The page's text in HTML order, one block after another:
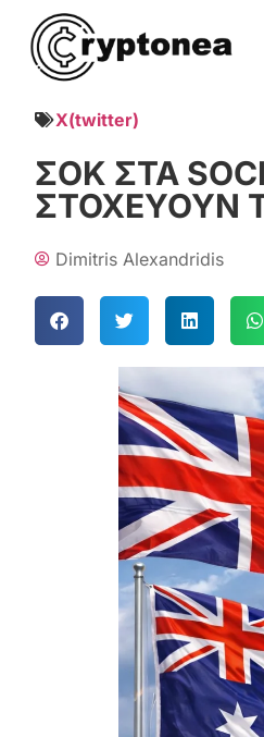
X(twitter)
ΣΟΚ ΣΤΑ
ΣΤΟΧΕΥΟΥΝ
Dimitris Alexandridis